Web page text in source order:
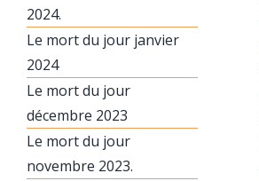
2024.
Le mort du jour janvier
2024
Le mort du jour
décembre 2023
Le mort du jour
novembre 2023.